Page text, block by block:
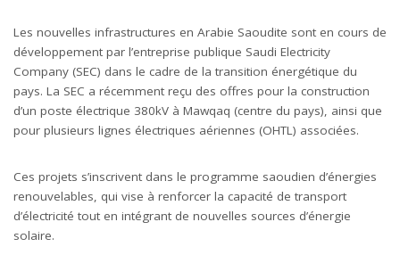
Les nouvelles infrastructures en Arabie Saoudite sont en cours de
développement par l’entreprise publique Saudi Electricity
Company (SEC) dans le cadre de la transition énergétique du
pays. La SEC a récemment reçu des offres pour la construction
d’un poste électrique 380kV à Mawqaq (centre du pays), ainsi que
pour plusieurs lignes électriques aériennes (OHTL) associées.
Ces projets s’inscrivent dans le programme saoudien d’énergies
renouvelables, qui vise à renforcer la capacité de transport
d’électricité tout en intégrant de nouvelles sources d’énergie
solaire.